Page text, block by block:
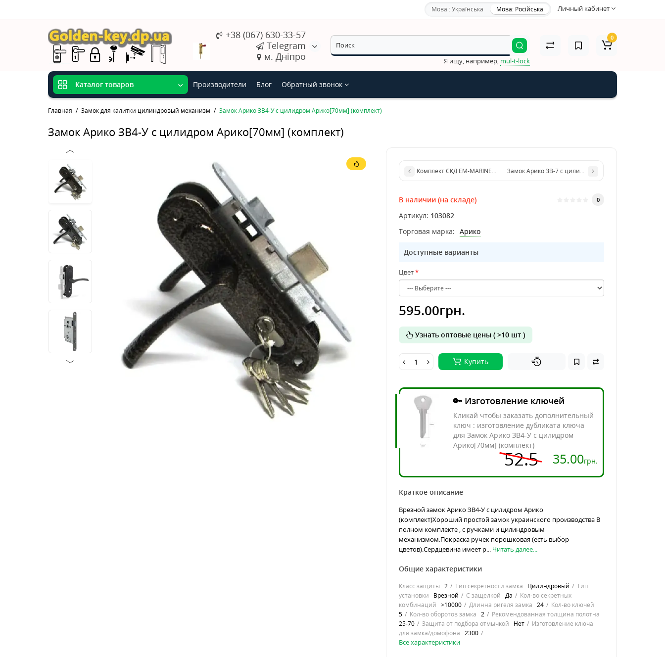
Личный кабинет
Мова : Українська Мова: Російська
+38 (067) 630-33-57
Telegram
м. Дніпро
Я ищу, например, mul-t-lock
0
Каталог товаров Производители Блог Обратный звонок
Главная Замок для калитки цилиндровый механизм Замок Арико ЗВ4-У с цилидром Арико[70мм] (комплект)
Замок Арико ЗВ4-У с цилидром Арико[70мм] (комплект)
Комплект СКД EM-MARINE Электромеханический замок SEVEN EL-7729SS и
Замок Арико ЗВ-7 с цилиндром Арико [70мм]
В наличии (на складе) 0
Артикул: 103082
Торговая марка: Арико
Доступные варианты
Цвет
595.00грн.
Узнать оптовые цены ( >10 шт )
Купить
🔑 Изготовление ключей
Кликай чтобы заказать дополнительный
ключ : изготовление дубликата ключа
для Замок Арико ЗВ4-У с цилидром
Арико[70мм] (комплект)
35.00грн.
52.5
Краткое описание
Врезной замок Арико ЗВ4-У с цилидром Арико
(комплект)Хороший простой замок украинского производства В
полном комплекте , с ручками и цилиндровым
механизмом.Покраска ручек порошковая (есть выбор
цветов).Сердцевина имеет р... Читать далее...
Общие характеристики
Класс защиты 2 Тип секретности замка Цилиндровый
Тип
установки
Врезной С защелкой Да
Кол-во секретных
комбинаций >10000 Длинна ригеля замка 24
Кол-во ключей
5
Кол-во оборотов замка 2
Рекомендованная толщина полотна
25-70
Защита от подбора отмычкой Нет
Изготовление ключа
для замка/домофона 2300
Все характеристики